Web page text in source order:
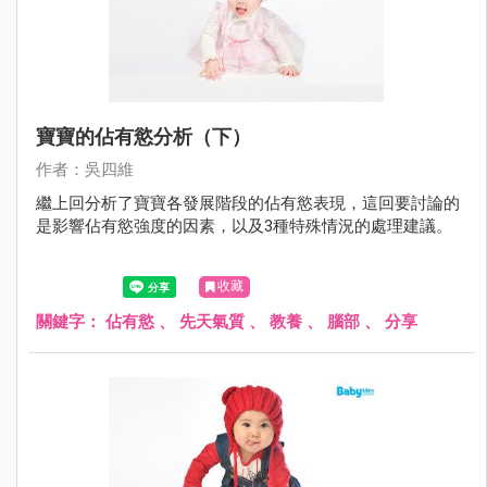
寶寶的佔有慾分析（下）
作者：吳四維
繼上回分析了寶寶各發展階段的佔有慾表現，這回要討論的
是影響佔有慾強度的因素，以及3種特殊情況的處理建議。
收藏
關鍵字： 佔有慾 、 先天氣質 、 教養 、 腦部 、 分享